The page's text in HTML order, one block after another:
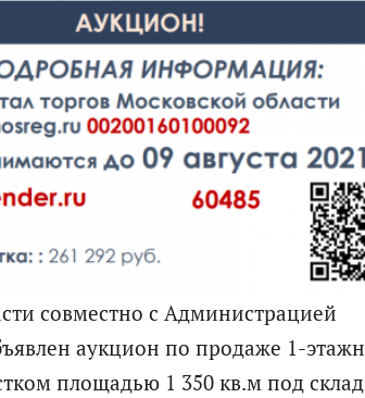
совместно с Администрацией
аукцион по продаже 1-
площадью 1 350 кв.м под